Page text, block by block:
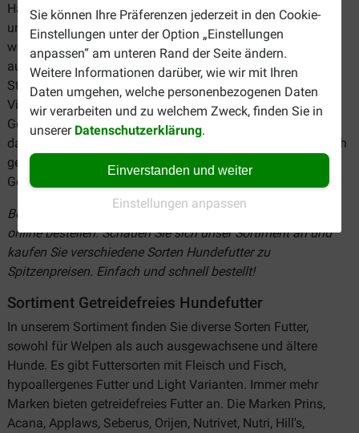
Sie können Ihre Präferenzen jederzeit in den Cookie-
Einstellungen unter der Option „Einstellungen
anpassen“ am unteren Rand der Seite ändern.
Weitere Informationen darüber, wie wir mit Ihren
Daten umgehen, welche personenbezogenen Daten
wir verarbeiten und zu welchem Zweck, finden Sie in
unserer Datenschutzerklärung.
Einverstanden und weiter
Einstellungen anpassen
Haarausfall, ein stumpfes Fell, eine gereizte Haut, Brechen
und/oder Durchfall. Der Dünndarm kann gereizt werden,
wodurch er Mühe hat, wichtige Nährstoffe aus dem Futter
aufzunehmen. Dadurch fehlen Ihrem Hund bestimmte
Stoffe, die die allgemeine Gesundheit unterstützen. Ihr
Vierbeiner kann dadurch auch andere
Gesundheitsbeschwerden entwickeln. Denken Sie daran,
dass Sie Ihrem Hund neben einem getreidefreien Futter auch
getreidefreie Snacks geben, wenn er empfindlich auf
Getreide reagiert.
Bei Brekz können Sie getreidefreies Hundefutter günstig
online bestellen. Schauen Sie sich unser Sortiment an und
kaufen Sie verschiedene Sorten Hundefutter zu
Spitzenpreisen. Einfach und schnell bestellt!
Sortiment Getreidefreies Hundefutter
In unserem Sortiment finden Sie diverse Sorten Futter,
sowohl für Welpen als auch ausgewachsene und ältere
Hunde. Es gibt Futtersorten mit Fleisch und Fisch,
hypoallergenes Futter und Light Varianten. Immer mehr
Marken bieten getreidefreies Futter an. Die Marken Prins,
Acana, Applaws, Seberus, Orijen, Nutrivet, Nutri, Hill's,